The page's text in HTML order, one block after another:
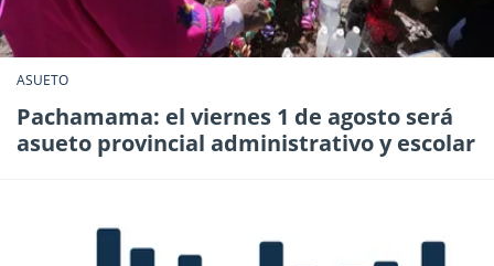
ASUETO
Pachamama: el viernes 1 de agosto será
asueto provincial administrativo y escolar